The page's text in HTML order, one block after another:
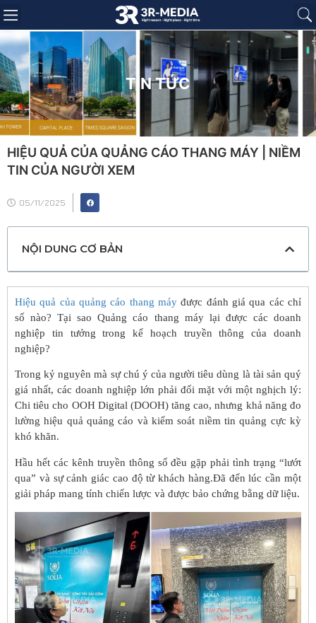
TIN TỨC
HIỆU QUẢ CỦA QUẢNG CÁO THANG MÁY | NIỀM
TIN CỦA NGƯỜI XEM
05/11/2025
NỘI DUNG CƠ BẢN
Hiệu quả của quảng cáo thang máy được đánh giá qua các chỉ
số nào? Tại sao Quảng cáo thang máy lại được các doanh
nghiệp tin tưởng trong kế hoạch truyền thông của doanh
nghiệp?
Trong kỷ nguyên mà sự chú ý của người tiêu dùng là tài sản quý
giá nhất, các doanh nghiệp lớn phải đối mặt với một nghịch lý:
Chi tiêu cho OOH Digital (DOOH) tăng cao, nhưng khả năng đo
lường hiệu quả quảng cáo và kiểm soát niềm tin quảng cực kỳ
khó khăn.
Hầu hết các kênh truyền thông số đều gặp phải tình trạng “lướt
qua” và sự cảnh giác cao độ từ khách hàng.Đã đến lúc cần một
giải pháp mang tính chiến lược và được bảo chứng bằng dữ liệu.